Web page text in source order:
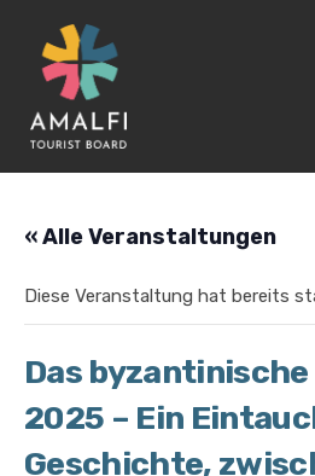
« Alle Veranstaltungen
Diese Veranstaltung hat bereits
Das
2025 – Ein
Geschichte,